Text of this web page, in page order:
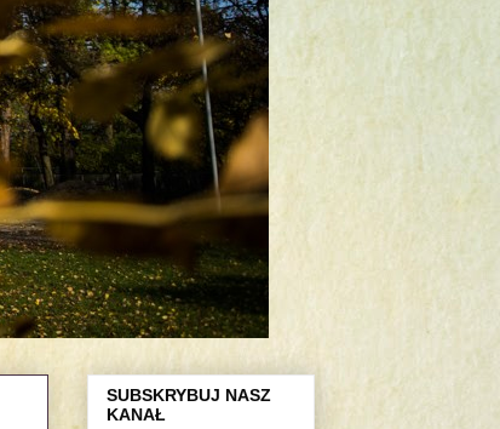
SUBSKRYBUJ NASZ
KANAŁ